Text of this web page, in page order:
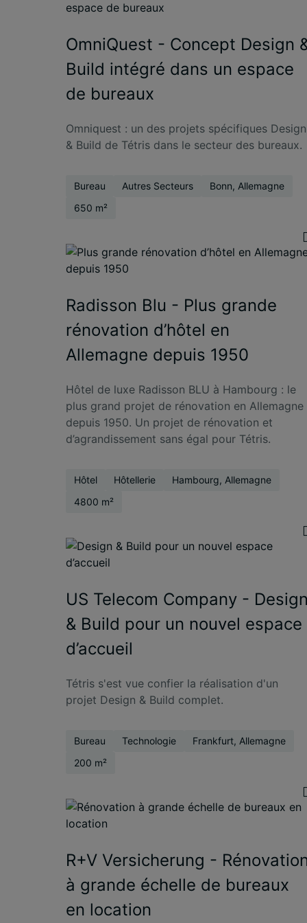
OmniQuest - Concept Design
Build intégré dans un espace
de bureaux
Omniquest : un des projets spécifiques Design
& Build de Tétris dans le secteur des bureaux.
Bureau Autres Secteurs
Bonn, Allemagne
650 m²
Radisson Blu - Plus grande
rénovation d’hôtel en
Allemagne depuis 1950
Hôtel de luxe Radisson BLU à Hambourg : le
plus grand projet de rénovation en Allemagne
depuis 1950. Un projet de rénovation et
d’agrandissement sans égal pour Tétris.
Hôtel Hôtellerie
Hambourg, Allemagne
4800 m²
US Telecom Company -
& Build pour un nouvel espace
d’accueil
Tétris s'est vue confier la réalisation d'un
projet Design & Build complet.
Bureau Technologie
Frankfurt, Allemagne
200 m²
R+V Versicherung -
à grande échelle de bureaux
en location